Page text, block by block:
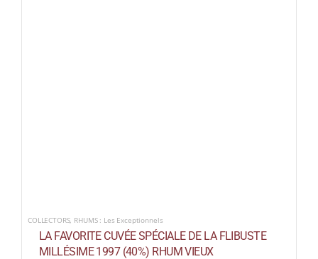
COLLECTORS, RHUMS : Les Exceptionnels
LA FAVORITE CUVÉE SPÉCIALE DE LA FLIBUSTE
MILLÉSIME 1997 (40%) RHUM VIEUX